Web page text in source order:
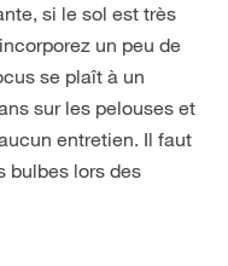
si le sol est très
un peu de
se plaît à un
sur les pelouses et
entretien. Il faut
bulbes lors des